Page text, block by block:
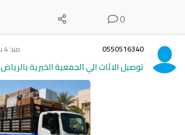
0
0550516340 منذ 4 ساعات
توصيل الاثاث الي الجمعية الخيرية بالرياض 0550516340